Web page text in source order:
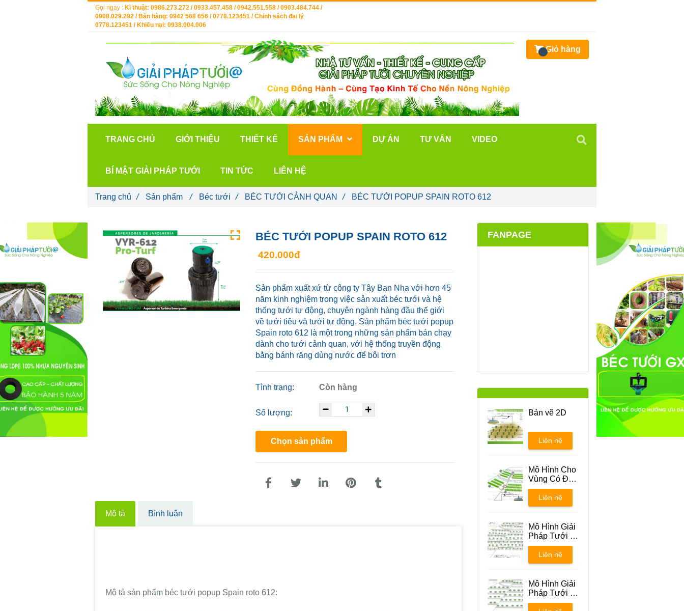
BÉC TƯỚI POPUP SPAIN ROTO 612
420.000đ
Sản phẩm xuất xứ từ công ty Tây Ban Nha với hơn 45
năm kinh nghiệm trong việc sản xuất béc tưới và hệ
thống tưới tự động, chuyên ngành hàng đầu thế giới
về tưới tiêu và tưới tự động. Sản phẩm béc tưới popup
Spain roto 612 là một trong những sản phẩm bán chạy
dành cho tưới cảnh quan, với hệ thống truyền động
bằng bánh răng dùng nước để bôi trơn
Tình trạng: Còn hàng
Số lượng:
Chọn sản phẩm
Mô tả Bình luận
FANPAGE
Bản vẽ 2D
Liên hệ
Mô Hình Cho
Vùng Có Địa
Hình Đồi Núi
Liên hệ
Mô Hình Giải
Pháp Tưới -
Phương án 1
Liên hệ
Mô Hình Giải
Pháp Tưới -
Phương án 2
Trang chủ / Sản phẩm / Béc tưới / BÉC TƯỚI CẢNH QUAN / BÉC TƯỚI POPUP SPAIN ROTO 612
Gọi ngay : Kĩ thuật: 0986.273.272 / 0933.457.458 / 0942.551.558 / 0903.484.744 /
0908.029.292 / Bán hàng: 0942 568 656 / 0778.123451 / Chính sách đại lý
0778.123451 / Khiếu nại: 0938.004.006
Giỏ hàng
TRANG CHỦ GIỚI THIỆU THIẾT KẾ SẢN PHẨM DỰ ÁN TƯ VẤN VIDEO
BÍ MẬT GIẢI PHÁP TƯỚI TIN TỨC LIÊN HỆ